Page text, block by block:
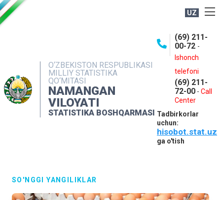
UZ
O‘ZBEKISTON RESPUBLIKASI
MILLIY STATISTIKA
QO‘MITASI
NAMANGAN
VILOYATI
STATISTIKA BOSHQARMASI
(69) 211-
00-72 -
Ishonch
telefoni
(69) 211-
72-00 - Call
Center
Tadbirkorlar
uchun:
hisobot.stat.uz
ga o'tish
NASHRLAR
INTERAKTIV XIZMATLAR
MATBUOT XIZMATI
MUROJAATLAR
SO'NGGI YANGILIKLAR